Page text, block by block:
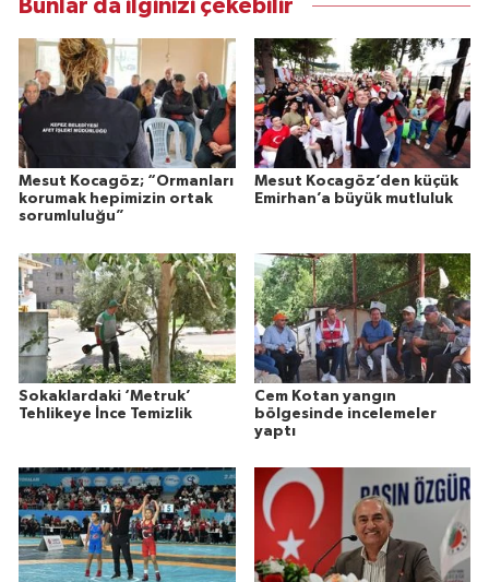
Bunlar da ilginizi çekebilir
Mesut Kocagöz; “Ormanları
korumak hepimizin ortak
sorumluluğu”
Mesut Kocagöz’den küçük
Emirhan’a büyük mutluluk
Sokaklardaki ‘Metruk’
Tehlikeye İnce Temizlik
Cem Kotan yangın
bölgesinde incelemeler
yaptı